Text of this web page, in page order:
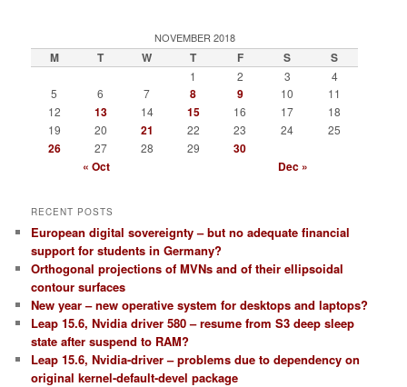
NOVEMBER 2018
M T W T F S S
1 2 3
4
5
6 7 8 9 10
11
12
13 14 15 16 17
18
19
20 21 22 23 24 25
26 27 28 29
30
« Oct
Dec »
RECENT POSTS
European digital sovereignty – but no adequate financial
support for students in Germany?
Orthogonal projections of MVNs and of their ellipsoidal
contour surfaces
New year – new operative system for desktops and laptops?
Leap 15.6, Nvidia driver 580 – resume from S3 deep sleep
state after suspend to RAM?
Leap 15.6, Nvidia-driver – problems due to dependency on
original kernel-default-devel package